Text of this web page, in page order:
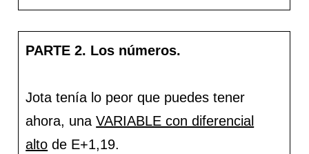
PARTE 2. Los números.
Jota tenía lo peor que puedes tener
ahora, unaVARIABLE con diferencial
alto de E+1,19.